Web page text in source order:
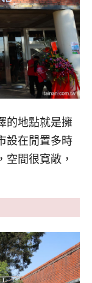
的地點就是擁
設在閒置多時
空間很寬敞，